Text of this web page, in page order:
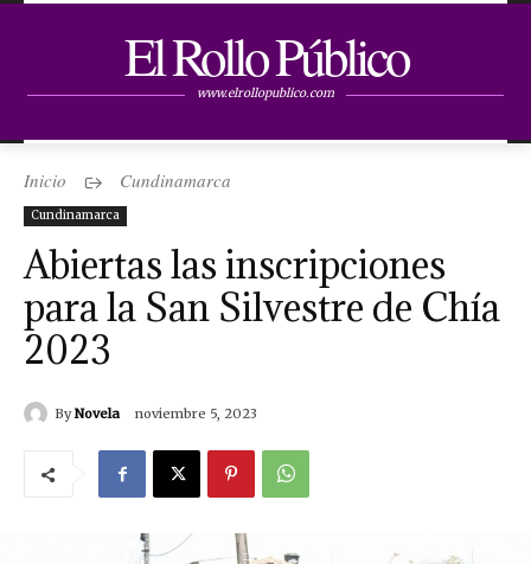
El Rollo Público
www.elrollopublico.com
Inicio Cundinamarca
Cundinamarca
Abiertas las inscripciones
para la San Silvestre de Chía
2023
By Novela noviembre 5, 2023